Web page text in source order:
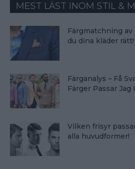
MEST LÄST INOM STIL &
Färgmatchning av
du dina kläder rätt!
Färganalys – Få
Färger Passar Jag
Vilken frisyr
alla huvudformer!